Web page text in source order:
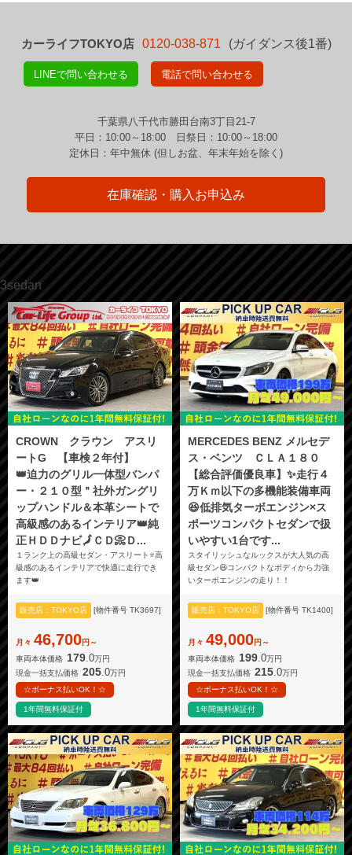
カーライフTOKYO店 0120-038-871 (ガイダンス後1番)
LINEで問い合わせる 電話で問い合わせる
千葉県八千代市勝田台南3丁目21-7
平日：10:00～18:00 日祭日：10:00～18:00
定休日：年中無休 (但しお盆、年末年始を除く)
在庫確認・購入お申込み
3sedan
CROWN クラウン アスリ
ートG 【車検２年付】
👑迫力のグリル一体型バンパ
ー・２１０型＂社外ガングリ
ップハンドル＆本革シートで
高級感のあるインテリア👑純
正ＨＤＤナビ🗾ＣＤ📀Ｄ...
１ランク上の高級セダン・アスリート⭐高
級感のあるインテリアで快適に走行でき
ます👑
販売店：TOKYO店 [物件番号 TK3697]
月々 46,700円～
車両本体価格 179 .0万円
現金一括支払価格 205.0万円
☆ボーナス払いOK！☆
1年間無料保証付
MERCEDES BENZ メルセデ
ス・ベンツ ＣＬＡ１８０
【総合評価優良車】✨走行４
万Ｋｍ以下の多機能装備車両
😆低排気ターボエンジン×ス
ポーツコンパクトセダンで扱
いやすい1台です...
スタイリッシュなルックスが大人気の高
級セダン😆コンパクトなボディから力強
いターボエンジンの走り！！
販売店：TOKYO店 [物件番号 TK1400]
月々 49,000円～
車両本体価格 199 .0万円
現金一括支払価格 215.0万円
☆ボーナス払いOK！☆
1年間無料保証付